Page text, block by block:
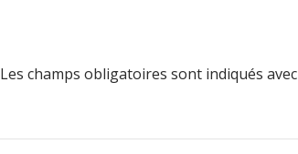
Les champs obligatoires sont indiqués avec